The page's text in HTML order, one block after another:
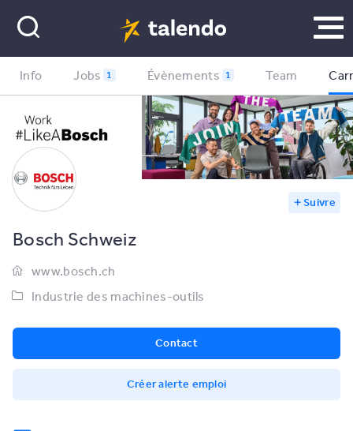
Suivre
Info Jobs 1 Évènements 1 Team
Bosch Schweiz
www.bosch.ch
Industrie des machines-outils
Contact
Créer alerte emploi